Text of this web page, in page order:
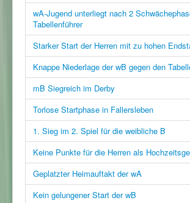
wA-Jugend unterliegt nach 2
Tabellenführer
Starker Start der Herren mit zu hohen
Knappe Niederlage der wB gegen den
mB Siegreich im Derby
Torlose Startphase in Fallersleben
1. Sieg im 2. Spiel für die weibliche B
Keine Punkte für die Herren als
Geplatzter Heimauftakt der wA
Kein gelungener Start der wB